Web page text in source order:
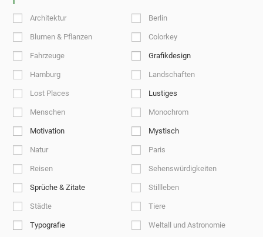
Architektur Berlin
Blumen & Pflanzen Colorkey
Fahrzeuge Grafikdesign
Hamburg Landschaften
Lost Places Lustiges
Menschen Monochrom
Motivation Mystisch
Natur Paris
Reisen Sehenswürdigkeiten
Sprüche & Zitate Stillleben
Städte Tiere
Typografie Weltall und Astronomie